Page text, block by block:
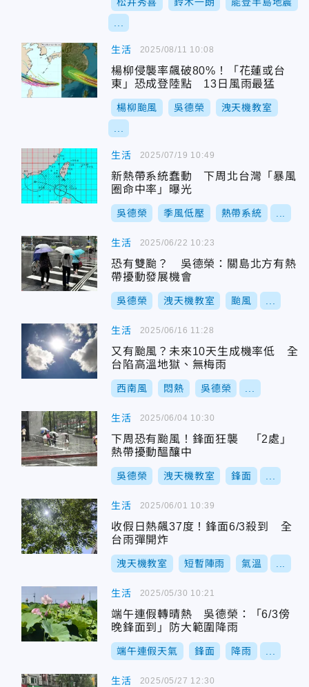
生活
楊柳侵襲率飆破80%！「花蓮或台
東」恐成登陸點 13日風雨最猛
楊柳颱風 吳德榮 洩天機教室
2025/08/11 10:08
生活
新熱帶系統蠢動 下周北台灣「暴風
圈命中率」曝光
吳德榮 季風低壓 熱帶系統
2025/07/19 10:49
生活
恐有雙颱？ 吳德榮：關島北方有熱
帶擾動發展機會
吳德榮 洩天機教室 颱風
2025/06/22 10:23
生活
又有颱風？未來10天生成機率低 全
台陷高溫地獄、無梅雨
西南風 悶熱 吳德榮
2025/06/16 11:28
生活
下周恐有颱風！鋒面狂襲 「2處」
熱帶擾動醞釀中
吳德榮 洩天機教室 鋒面
2025/06/04 10:30
生活
收假日熱飆37度！鋒面6/3殺到 全
台雨彈開炸
洩天機教室 短暫陣雨 氣溫
2025/06/01 10:39
生活
端午連假轉晴熱 吳德榮：「6/3傍
晚鋒面到」防大範圍降雨
端午連假天氣 鋒面 降雨
2025/05/30 10:21
生活 2025/05/27 12:30